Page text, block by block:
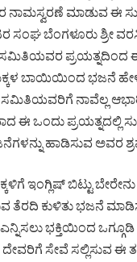
ನಾಮಸ್ವರಣೆ ಮಾಡುವ ಈ
ಸಂಘ ಬೆಂಗಳೂರು ಶ್ರೀ
ಸಮಿತಿಯವರ ಪ್ರಯತ್ನದಿಂದ
ಬಾಯಿಯಿಂದ ಭಜನೆ
ನಾವೆಲ್ಲ
ಈ ಒಂದು ಪ್ರಯತ್ನದಲ್ಲಿ
ಹಾಡಿಸುವ ಅವರ
ಇಂಗ್ಲಿಷ್ ಬಿಟ್ಟು ಬೇರೇನು
ತೆರದಿ ಕುಳಿತು ಭಜನೆ
ಭಕ್ತಿಯಿಂದ ಒಗ್ಗೂಡಿ
ಸೇವೆ ಸಲ್ಲಿಸುವ ಈ